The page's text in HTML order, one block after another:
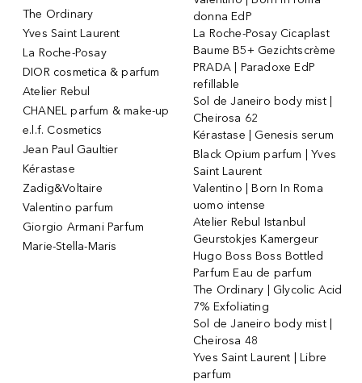
The Ordinary
Yves Saint Laurent
La Roche-Posay
DIOR cosmetica & parfum
Atelier Rebul
CHANEL parfum & make-up
e.l.f. Cosmetics
Jean Paul Gaultier
Kérastase
Zadig&Voltaire
Valentino parfum
Giorgio Armani Parfum
Marie-Stella-Maris
donna EdP
La Roche-Posay Cicaplast
Baume B5+ Gezichtscrème
PRADA | Paradoxe EdP
refillable
Sol de Janeiro body mist |
Cheirosa 62
Kérastase | Genesis serum
Black Opium parfum | Yves
Saint Laurent
Valentino | Born In Roma
uomo intense
Atelier Rebul Istanbul
Geurstokjes Kamergeur
Hugo Boss Boss Bottled
Parfum Eau de parfum
The Ordinary | Glycolic Acid
7% Exfoliating
Sol de Janeiro body mist |
Cheirosa 48
Yves Saint Laurent | Libre
parfum